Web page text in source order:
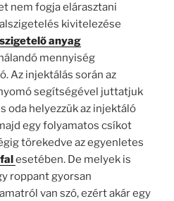
nem fogja elárasztani
kivitelezése
anyag
mennyiség
Az injektálás során az
segítségével juttatjuk
oda helyezzük az injektáló
egy folyamatos csíkot
törekedve az egyenletes
esetében. De melyek is
roppant gyorsan
van szó, ezért akár egy